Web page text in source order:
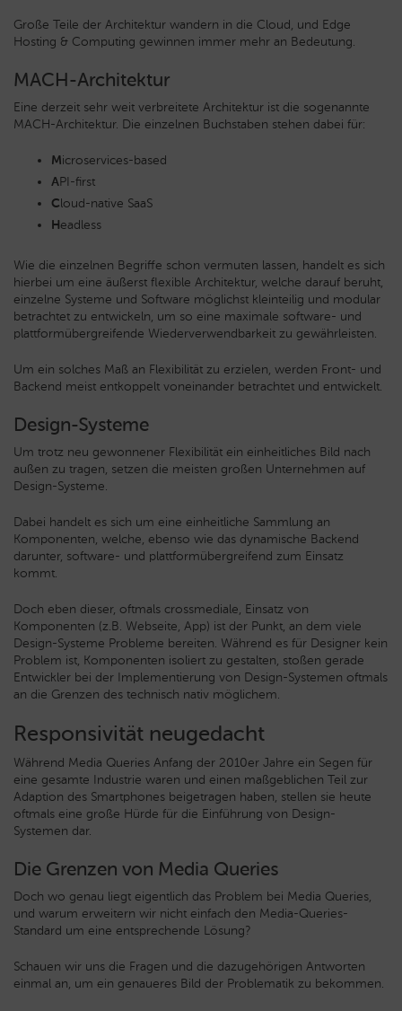
Große Teile der Architektur wandern in die Cloud, und Edge
Hosting & Computing gewinnen immer mehr an Bedeutung.
MACH-Architektur
Eine derzeit sehr weit verbreitete Architektur ist die sogenannte
MACH-Architektur. Die einzelnen Buchstaben stehen dabei für:
Microservices-based
API-first
Cloud-native SaaS
Headless
Wie die einzelnen Begriffe schon vermuten lassen, handelt es sich
hierbei um eine äußerst flexible Architektur, welche darauf beruht,
einzelne Systeme und Software möglichst kleinteilig und modular
betrachtet zu entwickeln, um so eine maximale software- und
plattformübergreifende Wiederverwendbarkeit zu gewährleisten.
Um ein solches Maß an Flexibilität zu erzielen, werden Front- und
Backend meist entkoppelt voneinander betrachtet und entwickelt.
Design-Systeme
Um trotz neu gewonnener Flexibilität ein einheitliches Bild nach
außen zu tragen, setzen die meisten großen Unternehmen auf
Design-Systeme.
Dabei handelt es sich um eine einheitliche Sammlung an
Komponenten, welche, ebenso wie das dynamische Backend
darunter, software- und plattformübergreifend zum Einsatz
kommt.
Doch eben dieser, oftmals crossmediale, Einsatz von
Komponenten (z.B. Webseite, App) ist der Punkt, an dem viele
Design-Systeme Probleme bereiten. Während es für Designer kein
Problem ist, Komponenten isoliert zu gestalten, stoßen gerade
Entwickler bei der Implementierung von Design-Systemen oftmals
an die Grenzen des technisch nativ möglichem.
Responsivität neugedacht
Während Media Queries Anfang der 2010er Jahre ein Segen für
eine gesamte Industrie waren und einen maßgeblichen Teil zur
Adaption des Smartphones beigetragen haben, stellen sie heute
oftmals eine große Hürde für die Einführung von Design-
Systemen dar.
Die Grenzen von Media Queries
Doch wo genau liegt eigentlich das Problem bei Media Queries,
und warum erweitern wir nicht einfach den Media-Queries-
Standard um eine entsprechende Lösung?
Schauen wir uns die Fragen und die dazugehörigen Antworten
einmal an, um ein genaueres Bild der Problematik zu bekommen.